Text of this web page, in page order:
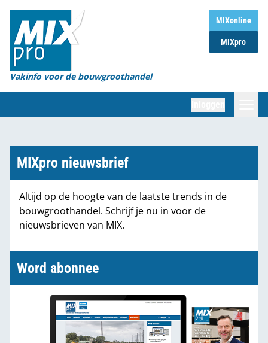
MIXonline
MIXpro
Vakinfo voor de bouwgroothandel
Home
Magazines
Organisaties
Marktcijfers
Partners
MIXpro nieuwsbrief
Altijd op de hoogte van de laatste trends in de
bouwgroothandel. Schrijf je nu in voor de
nieuwsbrieven van MIX.
Word abonnee